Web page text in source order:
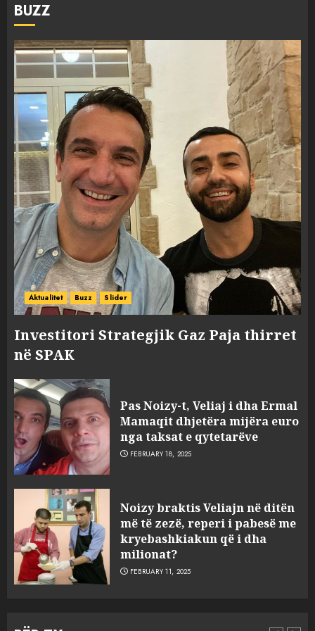
BUZZ
Aktualitet Buzz Slider
Investitori Strategjik Gaz Paja thirret
në SPAK
Pas Noizy-t, Veliaj i dha Ermal
Mamaqit dhjetëra mijëra euro
nga taksat e qytetarëve
FEBRUARY 18, 2025
Noizy braktis Veliajn në ditën
më të zezë, reperi i pabesë me
kryebashkiakun që i dha
milionat?
FEBRUARY 11, 2025
3
sulmuan “One Albania”,
ngjarja u fsheh. A u vodhën
serverat?
MARCH 25, 2025